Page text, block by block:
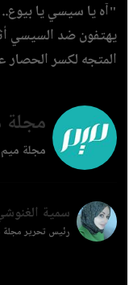
"آه يا سيسي يا
يهتفون ضد السيسي
المتجه لكسر الحصار
مجلة
مجلة
سمية
رئيس تحرير مجلة